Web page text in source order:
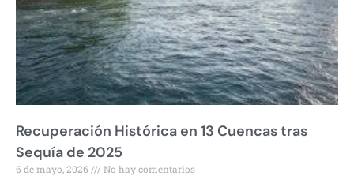
Recuperación Histórica en 13 Cuencas tras
Sequía de 2025
6 de mayo, 2026 No hay comentarios